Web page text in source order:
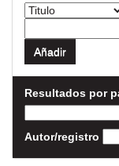
Resultados por
Autor/registro